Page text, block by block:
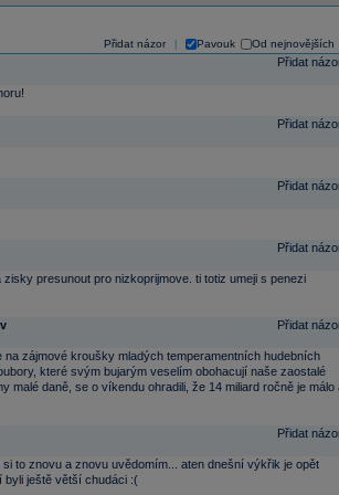
Přidat názor Pavouk Od nejnovějších
Přidat
Přidat
Přidat
Přidat
presunout pro nizkoprijmove. ti totiz umeji s penezi
Přidat
zájmové kroušky mladých temperamentních hudebních
které svým bujarým veselím obohacují naše zaostalé
malé daně, se o víkendu ohradili, že 14 miliard ročně je málo
Přidat
to znovu a znovu uvědomím... aten dnešní výkřik je opět
ještě větší chudáci :(